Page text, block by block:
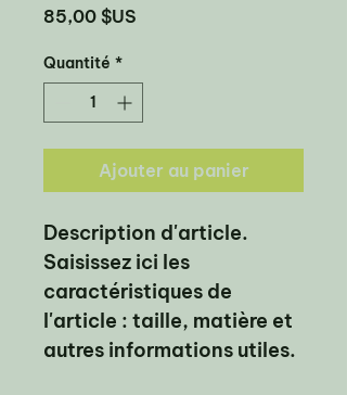
85,00 $US
Quantité *
Ajouter au panier
Description d'article.
Saisissez ici les
caractéristiques de
l'article : taille, matière et
autres informations utiles.